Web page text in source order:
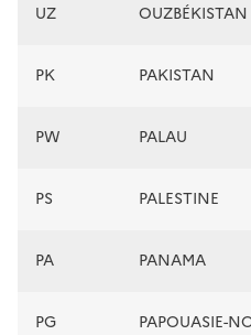
UZ OUZBÉKISTAN
PK PAKISTAN
PW PALAU
PS PALESTINE
PA PANAMA
PG PAPOUASIE-